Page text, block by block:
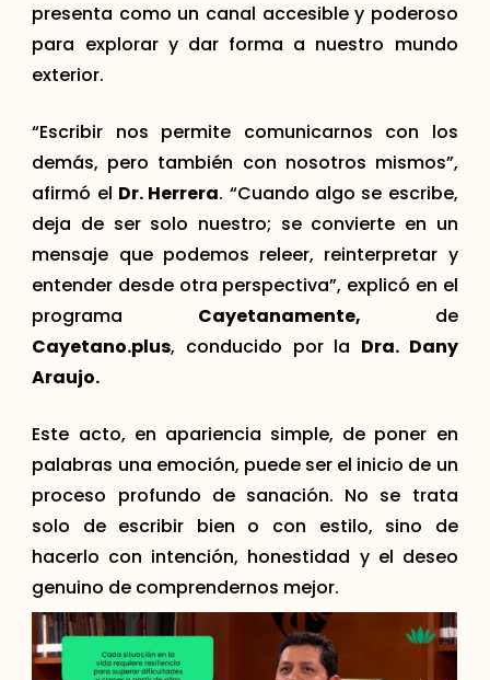
presenta como un canal accesible y poderoso
para explorar y dar forma a nuestro mundo
exterior.
“Escribir nos permite comunicarnos con los
demás, pero también con nosotros mismos”,
afirmó el Dr. Herrera. “Cuando algo se escribe,
deja de ser solo nuestro; se convierte en un
mensaje que podemos releer, reinterpretar y
entender desde otra perspectiva”, explicó en el
programa Cayetanamente, de
Cayetano.plus, conducido por la Dra. Dany
Araujo.
Este acto, en apariencia simple, de poner en
palabras una emoción, puede ser el inicio de un
proceso profundo de sanación. No se trata
solo de escribir bien o con estilo, sino de
hacerlo con intención, honestidad y el deseo
genuino de comprendernos mejor.